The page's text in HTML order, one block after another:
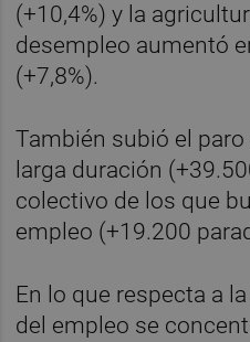
(+10,4%) y la
desempleo aumentó
(+7,8%).
También subió el
larga duración
colectivo de los que
empleo (+19.200
En lo que respecta a
del empleo se